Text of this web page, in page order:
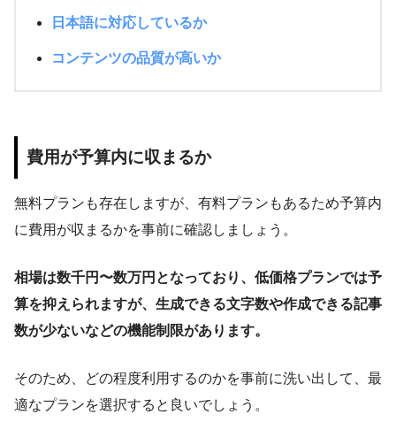
日本語に対応しているか
コンテンツの品質が高いか
費用が予算内に収まるか
無料プランも存在しますが、有料プランもあるため予算内
に費用が収まるかを事前に確認しましょう。
相場は数千円〜数万円となっており、低価格プランでは予
算を抑えられますが、生成できる文字数や作成できる記事
数が少ないなどの機能制限があります。
そのため、どの程度利用するのかを事前に洗い出して、最
適なプランを選択すると良いでしょう。